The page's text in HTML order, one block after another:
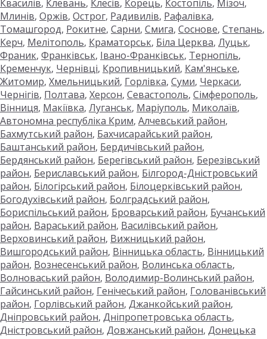
Квасилів, Клевань, Клесів, Корець, Костопіль, Мізоч,
Млинів, Оржів, Острог, Радивилів, Рафалівка,
Томашгород, Рокитне, Сарни, Смига, Соснове, Степань,
Керч, Мелітополь, Краматорськ, Біла Церква, Луцьк,
Франик, Франківськ, Івано-Франківськ, Тернопіль,
Кременчук, Чернівці, Кропивницький, Кам'янське,
Житомир, Хмельницький, Горлівка, Суми, Черкаси,
Чернігів, Полтава, Херсон, Севастополь, Сімферополь,
Вінниця, Макіївка, Луганськ, Маріуполь, Миколаїв,
Автономна республіка Крим, Алчевський район,
Бахмутський район, Бахчисарайський район,
Баштанський район, Бердичівський район,
Бердянський район, Берегівський район, Березівський
район, Бериславський район, Білгород-Дністровський
район, Білогірський район, Білоцерківський район,
Богодухівський район, Болградський район,
Бориспільський район, Броварський район, Бучанський
район, Вараський район, Василівський район,
Верховинський район, Вижницький район,
Вишгородський район, Вінницька область, Вінницький
район, Вознесенський район, Волинська область,
Волноваський район, Володимир-Волинський район,
Гайсинський район, Генічеський район, Голованівський
район, Горлівський район, Джанкойський район,
Дніпровський район, Дніпропетровська область,
Дністровський район, Довжанський район, Донецька